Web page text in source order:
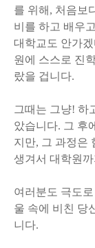
를 위해, 처음보
비를 하고 배우
대학교도 안가
원에 스스로 진
랐을 겁니다.
그때는 그냥! 하
았습니다. 그 후
지만, 그 과정은
생겨서 대학원
여러분도 극도
울 속에 비친 당
니다.